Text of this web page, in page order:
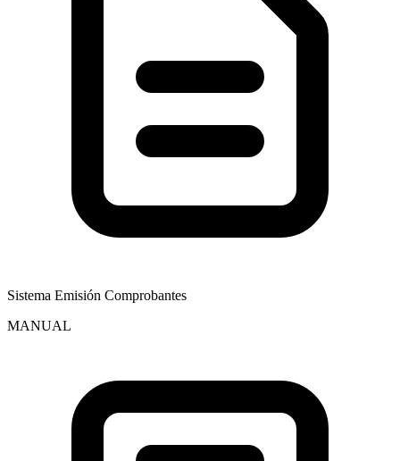
Sistema Emisión Comprobantes
MANUAL